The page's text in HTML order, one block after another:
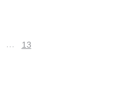
… 13